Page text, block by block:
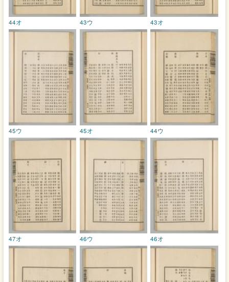
43オ
43ウ
44オ
44ウ
45オ
45ウ
46オ
46ウ
47オ